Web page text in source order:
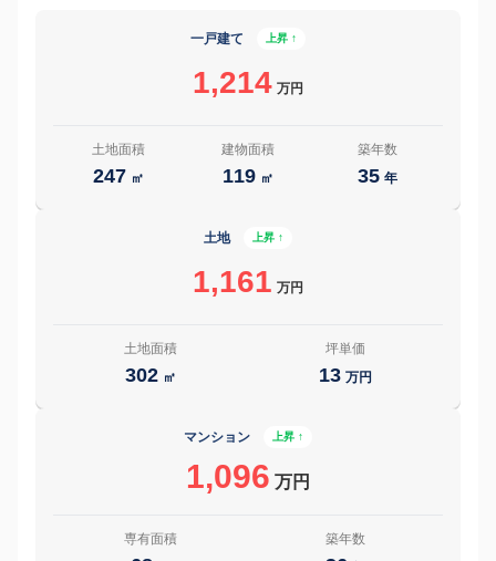
一戸建て 上昇 ↑
1,214 万円
土地面積
247 ㎡
建物面積
119 ㎡
築年数
35 年
土地 上昇 ↑
1,161 万円
土地面積
302 ㎡
坪単価
13 万円
マンション 上昇 ↑
1,096 万円
専有面積 築年数